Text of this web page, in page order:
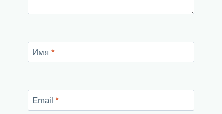
Имя *
Email *